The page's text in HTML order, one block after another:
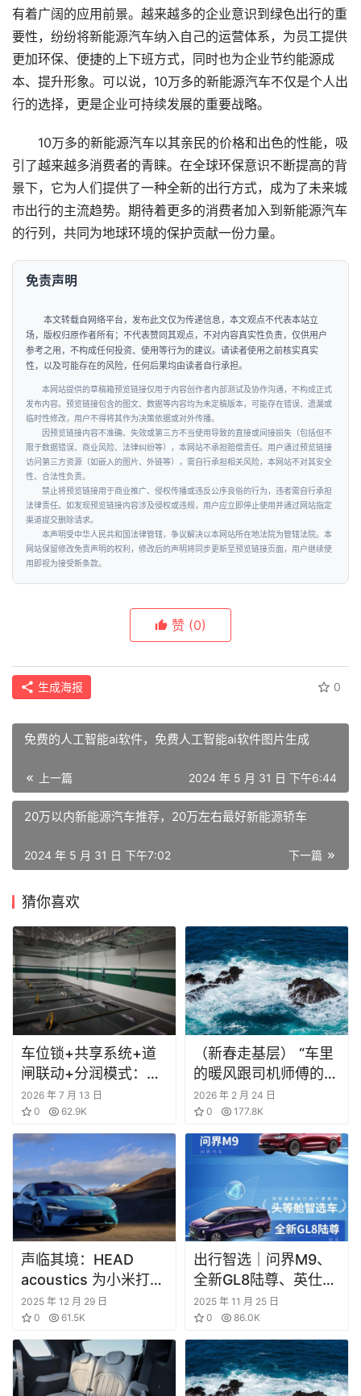
首
要
闻
公
司
财
科
技
汽
地
产
创
业
圈
资
学
院
登录 注册
有着广阔的应用前景。越来越多的企业意识到绿色出行的重
要性，纷纷将新能源汽车纳入自己的运营体系，为员工提供
更加环保、便捷的上下班方式，同时也为企业节约能源成
本、提升形象。可以说，10万多的新能源汽车不仅是个人出
行的选择，更是企业可持续发展的重要战略。
10万多的新能源汽车以其亲民的价格和出色的性能，吸
引了越来越多消费者的青睐。在全球环保意识不断提高的背
景下，它为人们提供了一种全新的出行方式，成为了未来城
市出行的主流趋势。期待着更多的消费者加入到新能源汽车
的行列，共同为地球环境的保护贡献一份力量。
免责声明
本文转载自网络平台，发布此文仅为传递信息，本文观点不代表本站立
场，版权归原作者所有；不代表赞同其观点，不对内容真实性负责，仅供用户
参考之用，不构成任何投资、使用等行为的建议。请读者使用之前核实真实
性，以及可能存在的风险，任何后果均由读者自行承担。
本网站提供的草稿箱预览链接仅用于内容创作者内部测试及协作沟通，不构成正式
发布内容。预览链接包含的图文、数据等内容均为未定稿版本，可能存在错误、遗漏或
临时性修改，用户不得将其作为决策依据或对外传播。
因预览链接内容不准确、失效或第三方不当使用导致的直接或间接损失（包括但不
限于数据错误、商业风险、法律纠纷等），本网站不承担赔偿责任。用户通过预览链接
访问第三方资源（如嵌入的图片、外链等），需自行承担相关风险，本网站不对其安全
性、合法性负责。
禁止将预览链接用于商业推广、侵权传播或违反公序良俗的行为，违者需自行承担
法律责任。如发现预览链接内容涉及侵权或违规，用户应立即停止使用并通过网站指定
渠道提交删除请求。
本声明受中华人民共和国法律管辖，争议解决以本网站所在地法院为管辖法院。本
网站保留修改免责声明的权利，修改后的声明将同步更新至预览链接页面，用户继续使
用即视为接受新条款。
赞 (0)
生成海报 0
免费的人工智能ai软件，免费人工智能ai软件图片生成
上一篇 2024 年 5 月 31 日 下午6:44
20万以内新能源汽车推荐，20万左右最好新能源轿车
下一篇
2024 年 5 月 31 日 下午7:02
猜你喜欢
车位锁+共享系统+道
闸联动+分润模式：顺
享车位破解城市停车难
与物业管控困局的共享
生态
2026 年 7 月 13 日
0
62.9K
（新春走基层） “车里
的暖风跟司机师傅的笑
容一样暖”
2026 年 2 月 24 日
0
177.8K
声临其境：HEAD
acoustics 为小米打造
专属声浪
2025 年 12 月 29 日
0
61.5K
出行智选｜问界M9、
全新GL8陆尊、英仕派
等车型斩获大奖
2025 年 11 月 25 日
0
86.0K